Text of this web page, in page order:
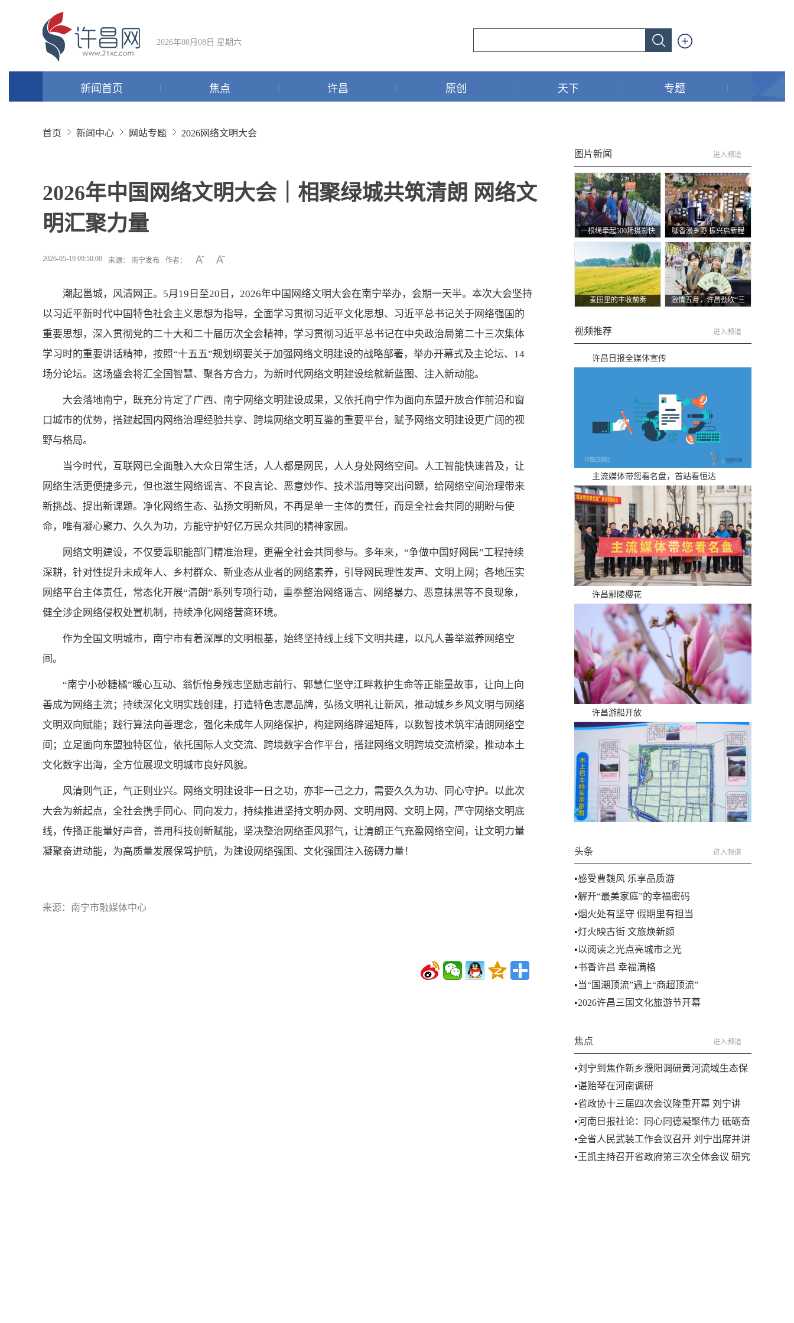
2026年08月08日 星期六
新闻首页 焦点 许昌 原创 天下 专题
首页 新闻中心 网站专题 2026网络文明大会
2026年中国网络文明大会｜相聚绿城共筑清朗 网络文
明汇聚力量
2026-05-19 09:50:00 来源： 南宁发布 作者：
潮起邕城，风清网正。5月19日至20日，2026年中国网络文明大会在南宁举办，会期一天半。本次大会坚持
以习近平新时代中国特色社会主义思想为指导，全面学习贯彻习近平文化思想、习近平总书记关于网络强国的
重要思想，深入贯彻党的二十大和二十届历次全会精神，学习贯彻习近平总书记在中央政治局第二十三次集体
学习时的重要讲话精神，按照“十五五”规划纲要关于加强网络文明建设的战略部署，举办开幕式及主论坛、14
场分论坛。这场盛会将汇全国智慧、聚各方合力，为新时代网络文明建设绘就新蓝图、注入新动能。
大会落地南宁，既充分肯定了广西、南宁网络文明建设成果，又依托南宁作为面向东盟开放合作前沿和窗
口城市的优势，搭建起国内网络治理经验共享、跨境网络文明互鉴的重要平台，赋予网络文明建设更广阔的视
野与格局。
当今时代，互联网已全面融入大众日常生活，人人都是网民，人人身处网络空间。人工智能快速普及，让
网络生活更便捷多元，但也滋生网络谣言、不良言论、恶意炒作、技术滥用等突出问题，给网络空间治理带来
新挑战、提出新课题。净化网络生态、弘扬文明新风，不再是单一主体的责任，而是全社会共同的期盼与使
命，唯有凝心聚力、久久为功，方能守护好亿万民众共同的精神家园。
网络文明建设，不仅要靠职能部门精准治理，更需全社会共同参与。多年来，“争做中国好网民”工程持续
深耕，针对性提升未成年人、乡村群众、新业态从业者的网络素养，引导网民理性发声、文明上网；各地压实
网络平台主体责任，常态化开展“清朗”系列专项行动，重拳整治网络谣言、网络暴力、恶意抹黑等不良现象，
健全涉企网络侵权处置机制，持续净化网络营商环境。
作为全国文明城市，南宁市有着深厚的文明根基，始终坚持线上线下文明共建，以凡人善举滋养网络空
间。
“南宁小砂糖橘”暖心互动、翁忻怡身残志坚励志前行、郭慧仁坚守江畔救护生命等正能量故事，让向上向
善成为网络主流；持续深化文明实践创建，打造特色志愿品牌，弘扬文明礼让新风，推动城乡乡风文明与网络
文明双向赋能；践行算法向善理念，强化未成年人网络保护，构建网络辟谣矩阵，以数智技术筑牢清朗网络空
间；立足面向东盟独特区位，依托国际人文交流、跨境数字合作平台，搭建网络文明跨境交流桥梁，推动本土
文化数字出海，全方位展现文明城市良好风貌。
风清则气正，气正则业兴。网络文明建设非一日之功，亦非一己之力，需要久久为功、同心守护。以此次
大会为新起点，全社会携手同心、同向发力，持续推进坚持文明办网、文明用网、文明上网，严守网络文明底
线，传播正能量好声音，善用科技创新赋能，坚决整治网络歪风邪气，让清朗正气充盈网络空间，让文明力量
凝聚奋进动能，为高质量发展保驾护航，为建设网络强国、文化强国注入磅礴力量！
来源：南宁市融媒体中心
图片新闻 进入频道
一根绳牵起500场摄影快
展
咖香漫乡野 振兴启新程
麦田里的丰收前奏
激情五月，许昌劲吹“三
视频推荐 进入频道
许昌日报全媒体宣传
主流媒体带您看名盘，首站看恒达
许昌鄢陵樱花
许昌游船开放
头条 进入频道
•感受曹魏风 乐享品质游
•解开“最美家庭”的幸福密码
•烟火处有坚守 假期里有担当
•灯火映古街 文旅焕新颜
•以阅读之光点亮城市之光
•书香许昌 幸福满格
•当“国潮顶流”遇上“商超顶流”
•2026许昌三国文化旅游节开幕
焦点 进入频道
•刘宁到焦作新乡濮阳调研黄河流域生态保
护和高质量发展工作 筑牢防洪保安坚固防
线 全力保障黄河长久安澜
•谌贻琴在河南调研
•省政协十三届四次会议隆重开幕 刘宁讲
话 王凯等到会祝贺 孔昌生作政协常委会工
作报告
•河南日报社论：同心同德凝聚伟力 砥砺奋
进开创未来——热烈祝贺省政协十三届四
次会议开幕
•全省人民武装工作会议召开 刘宁出席并讲
话
•王凯主持召开省政府第三次全体会议 研究